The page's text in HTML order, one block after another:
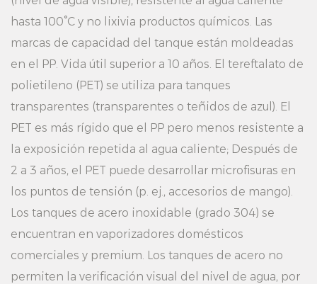
hasta 100°C y no lixivia productos químicos. Las
marcas de capacidad del tanque están moldeadas
en el PP. Vida útil superior a 10 años. El tereftalato de
polietileno (PET) se utiliza para tanques
transparentes (transparentes o teñidos de azul). El
PET es más rígido que el PP pero menos resistente a
la exposición repetida al agua caliente; Después de
2 a 3 años, el PET puede desarrollar microfisuras en
los puntos de tensión (p. ej., accesorios de mango).
Los tanques de acero inoxidable (grado 304) se
encuentran en vaporizadores domésticos
comerciales y premium. Los tanques de acero no
permiten la verificación visual del nivel de agua, por